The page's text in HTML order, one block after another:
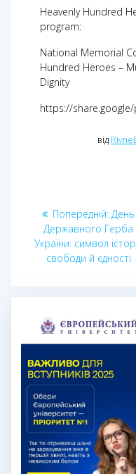
Heavenly Hundred
program:
National Memorial
Hundred Heroes –
Dignity
https://share.google/
від
записів
Попередній:
запис:
День
Державного Герба
України: символ
свободи й єдності